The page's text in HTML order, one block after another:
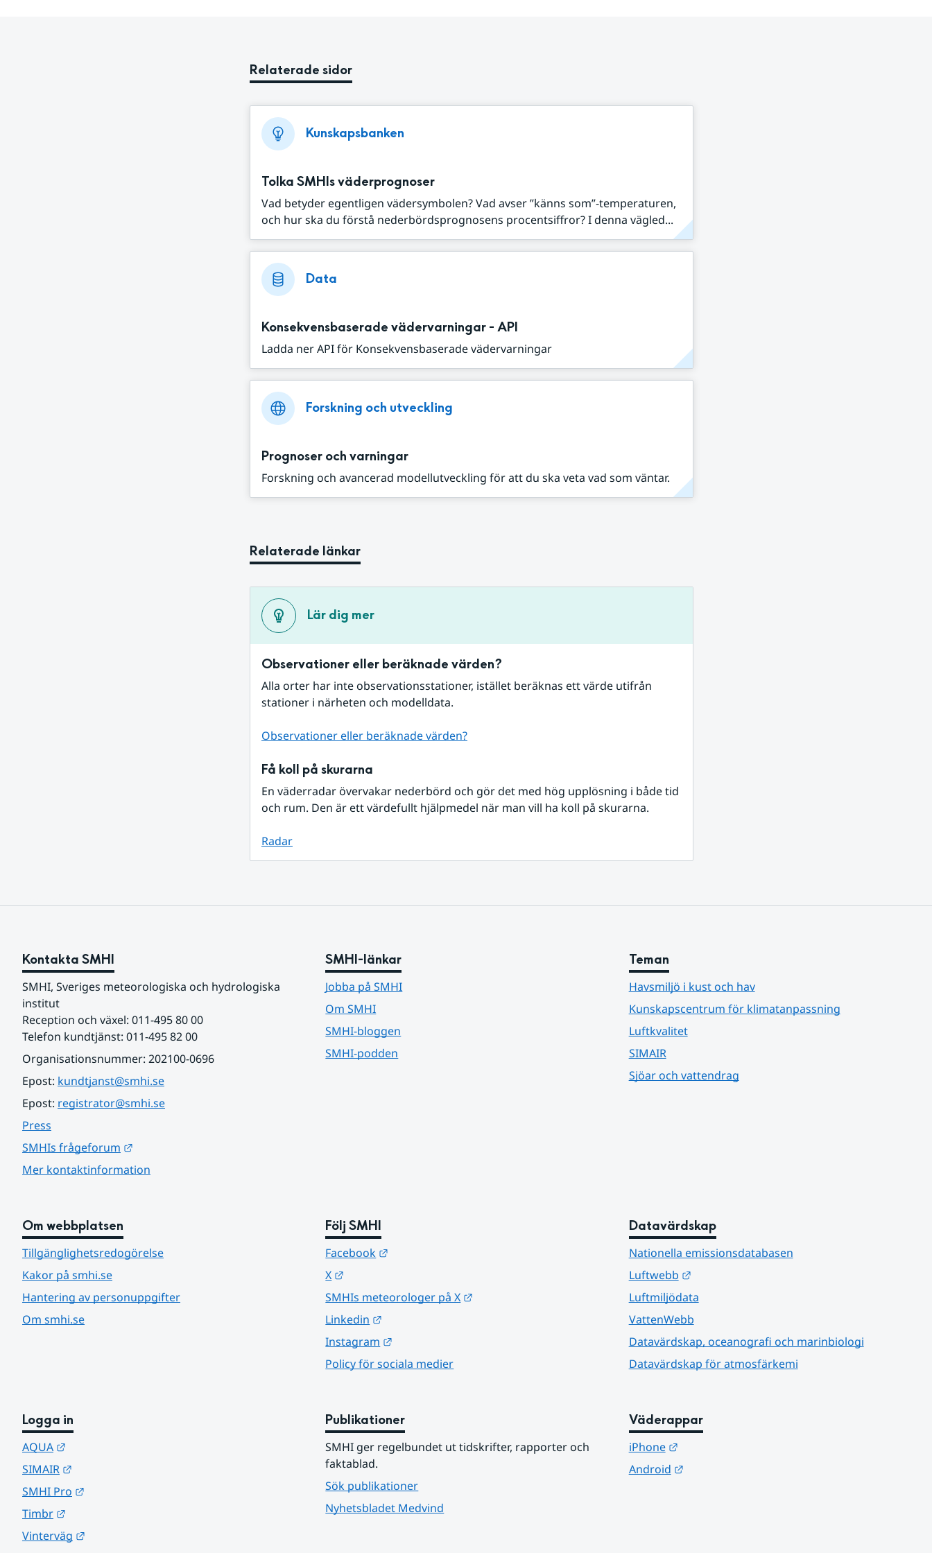
Relaterade sidor
Kunskapsbanken
Tolka SMHIs väderprognoser
Vad betyder egentligen vädersymbolen? Vad avser ”känns som”-temperaturen,
och hur ska du förstå nederbördsprognosens procentsiffror? I denna vägled...
Data
Konsekvensbaserade vädervarningar - API
Ladda ner API för Konsekvensbaserade vädervarningar
Forskning och utveckling
Prognoser och varningar
Forskning och avancerad modellutveckling för att du ska veta vad som väntar.
Relaterade länkar
Lär dig mer
Observationer eller beräknade värden?
Alla orter har inte observationsstationer, istället beräknas ett värde utifrån
stationer i närheten och modelldata.
Observationer eller beräknade värden?
Få koll på skurarna
En väderradar övervakar nederbörd och gör det med hög upplösning i både tid
och rum. Den är ett värdefullt hjälpmedel när man vill ha koll på skurarna.
Radar
Kontakta SMHI
SMHI, Sveriges meteorologiska och hydrologiska
institut
Reception och växel: 011-495 80 00
Telefon kundtjänst: 011-495 82 00
Organisationsnummer: 202100-0696
Epost: kundtjanst@smhi.se
Epost: registrator@smhi.se
Press
SMHIs frågeforum
Mer kontaktinformation
SMHI-länkar
Jobba på SMHI
Om SMHI
SMHI-bloggen
SMHI-podden
Teman
Havsmiljö i kust och hav
Kunskapscentrum för klimatanpassning
Luftkvalitet
SIMAIR
Sjöar och vattendrag
Om webbplatsen
Tillgänglighetsredogörelse
Kakor på smhi.se
Hantering av personuppgifter
Om smhi.se
Följ SMHI
Facebook
X
SMHIs meteorologer på X
Linkedin
Instagram
Policy för sociala medier
Datavärdskap
Nationella emissionsdatabasen
Luftwebb
Länk till annan webbplats.
Luftmiljödata
VattenWebb
Datavärdskap, oceanografi och marinbiologi
Datavärdskap för atmosfärkemi
Logga in
AQUA
SIMAIR
SMHI Pro
Timbr
Vinterväg
Publikationer
SMHI ger regelbundet ut tidskrifter, rapporter och
faktablad.
Sök publikationer
Nyhetsbladet Medvind
Väderappar
iPhone
Länk till annan webbplats.
Android
Länk till annan webbplats.